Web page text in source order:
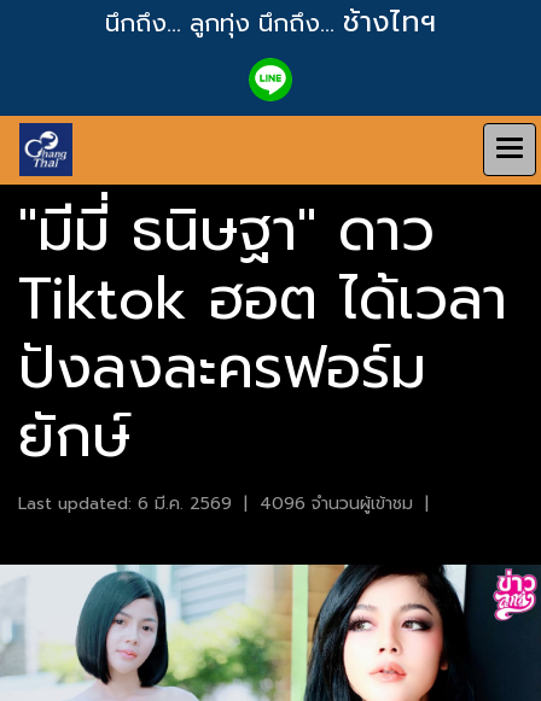
นึกถึง... ลูกทุ่ง นึกถึง... ช้างไทฯ
"มีมี่ ธนิษฐา" ดาว
Tiktok ฮอต ได้เวลา
ปังลงละครฟอร์ม
ยักษ์
Last updated: 6 มี.ค. 2569 | 4096 จำนวนผู้เข้าชม |